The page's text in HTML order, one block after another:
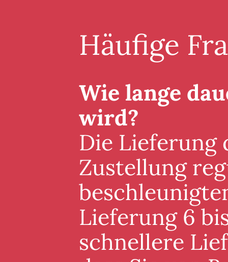
Häufige
Wie lange
wird?
Die Lieferung
Zustellung
Lieferung 6
schnellere